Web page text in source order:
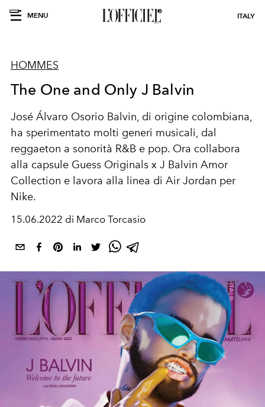
MENU ITALY
HOMMES
The One and Only J Balvin
José Álvaro Osorio Balvin, di origine colombiana,
ha sperimentato molti generi musicali, dal
reggaeton a sonorità R&B e pop. Ora collabora
alla capsule Guess Originals x J Balvin Amor
Collection e lavora alla linea di Air Jordan per
Nike.
15.06.2022 di Marco Torcasio